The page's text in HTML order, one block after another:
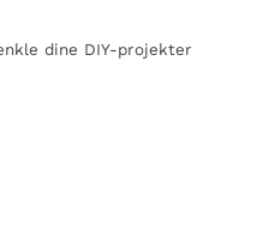
dine DIY-projekter